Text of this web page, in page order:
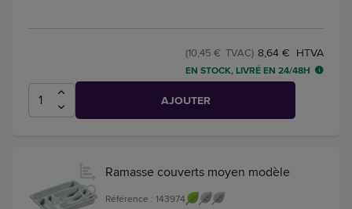
8,64 € HTVA
(10,45 € TVAC)
EN STOCK, LIVRÉ EN 24/48H
AJOUTER
Ramasse couverts moyen modèle
Référence : 143974